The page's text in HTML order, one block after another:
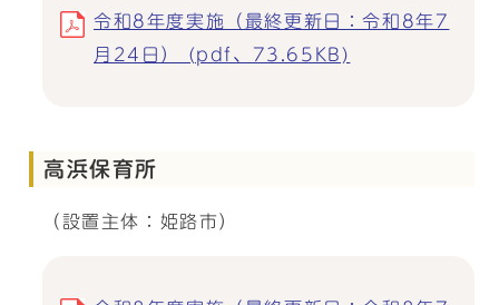
令和8年度実施（最終更新日：令和8年7
月24日） (pdf、73.65KB)
高浜保育所
（設置主体：姫路市）